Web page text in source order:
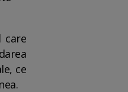
care
ce